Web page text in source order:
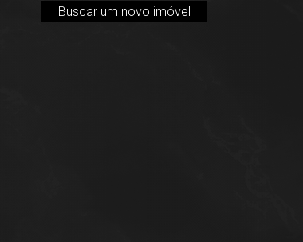
Buscar um novo imóvel